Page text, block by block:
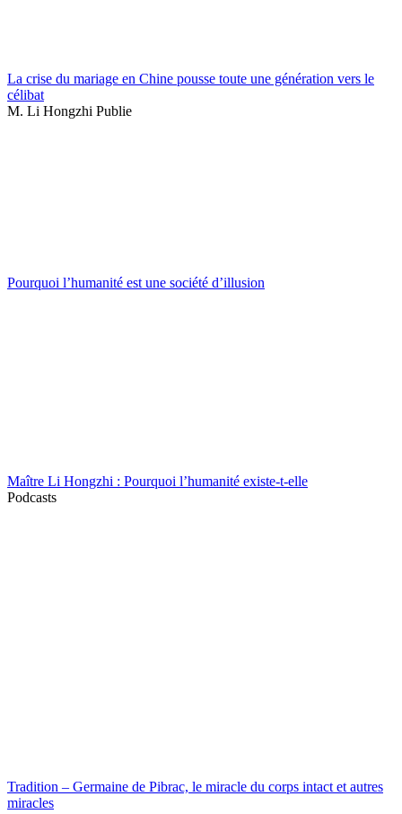
La crise du mariage en Chine pousse toute une génération vers le
célibat
M. Li Hongzhi Publie
Pourquoi l’humanité est une société d’illusion
Maître Li Hongzhi : Pourquoi l’humanité existe-t-elle
Podcasts
Tradition – Germaine de Pibrac, le miracle du corps intact et autres
miracles